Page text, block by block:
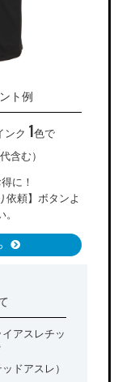
ト例
ンク 1色で
含む）
に！
依頼】ボタンよ
アスレチッ
ドアスレ）